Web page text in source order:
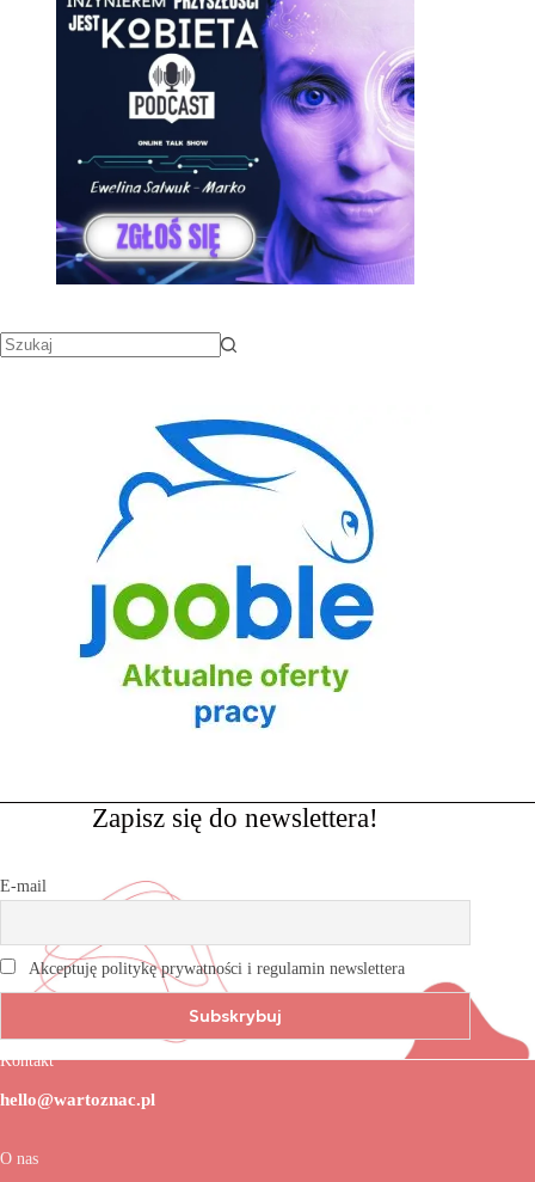
Zapisz się do newslettera!
E-mail
Akceptuję politykę prywatności i regulamin newslettera
Kontakt
hello@wartoznac.pl
O nas